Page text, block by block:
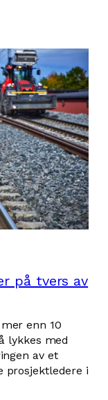
på tvers av
enn 10
lykkes med
av et
prosjektledere i